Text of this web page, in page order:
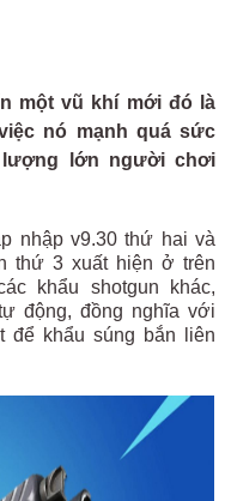
một vũ khí mới đó là
nó mạnh quá sức
lớn người chơi
nhập v9.30 thứ hai và
thứ 3 xuất hiện ở trên
khẩu shotgun khác,
động, đồng nghĩa với
khẩu súng bắn liên